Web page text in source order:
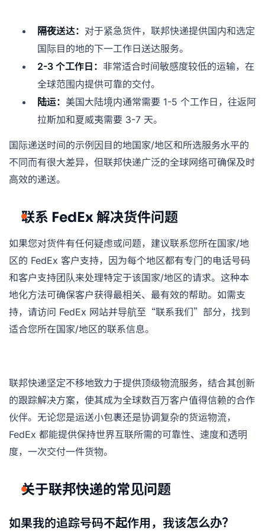
隔夜送达： 对于紧急货件，联邦快递提供国内和选定
国际目的地的下一工作日送达服务。
2-3 个工作日： 非常适合时间敏感度较低的运输，在
全球范围内提供可靠的交付。
陆运： 美国大陆境内通常需要 1-5 个工作日，往返阿
拉斯加和夏威夷需要 3-7 天。
国际递送时间的示例因目的地国家/地区和所选服务水平的
不同而有很大差异，但联邦快递广泛的全球网络可确保及时
高效的递送。
联系 FedEx 解决货件问题
如果您对货件有任何疑虑或问题，建议联系您所在国家/地
区的 FedEx 客户支持，因为每个地区都有专门的电话号码
和客户支持团队来处理特定于该国家/地区的请求。这种本
地化方法可确保客户获得最相关、最有效的帮助。如需支
持，请访问 FedEx 网站并导航至“联系我们”部分，找到
适合您所在国家/地区的联系信息。
联邦快递坚定不移地致力于提供顶级物流服务，结合其创新
的跟踪解决方案，使其成为全球数百万客户值得信赖的合作
伙伴。无论您是运送小包裹还是协调复杂的货运物流，
FedEx 都能提供保持世界互联所需的可靠性、速度和透明
度，一次交付一件货物。
关于联邦快递的常见问题
如果我的追踪号码不起作用，我该怎么办？